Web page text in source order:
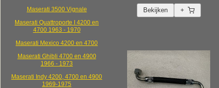
Maserati 3500 Vignale
Maserati Quattroporte I 4200 en
4700 1963 - 1970
Maserati Mexico 4200 en 4700
Maserati Ghibli 4700 en 4900
1966 - 1973
Maserati Indy 4200, 4700 en 4900
1969-1975
Bekijken +